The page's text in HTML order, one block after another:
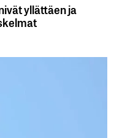
yllättäen ja